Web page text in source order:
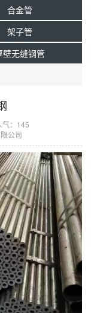
合金管
架子管
壁无缝钢管
气：145
公司